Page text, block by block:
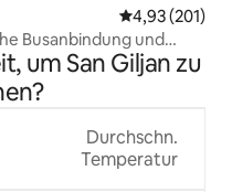
4,93 (201)
Busanbindung und
um San Giljan zu
Durchschn.
Temperatur